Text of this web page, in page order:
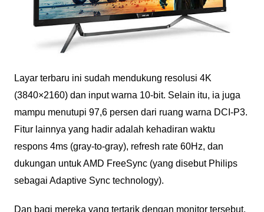
Layar terbaru ini sudah mendukung resolusi 4K
(3840×2160) dan input warna 10-bit. Selain itu, ia juga
mampu menutupi 97,6 persen dari ruang warna DCI-P3.
Fitur lainnya yang hadir adalah kehadiran waktu
respons 4ms (gray-to-gray), refresh rate 60Hz, dan
dukungan untuk AMD FreeSync (yang disebut Philips
sebagai Adaptive Sync technology).
Dan bagi mereka yang tertarik dengan monitor tersebut,